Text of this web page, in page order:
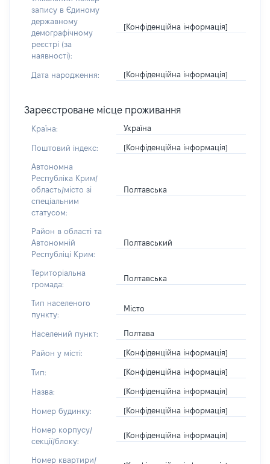
запису в Єдиному
державному
демографічному
реєстрі (за
наявності):
[Конфіденційна інформація]
Дата народження: [Конфіденційна інформація]
Зареєстроване місце проживання
Країна: Україна
Поштовий індекс: [Конфіденційна інформація]
Автономна
Республіка Крим/
область/місто зі
спеціальним
статусом:
Полтавська
Район в області та
Автономній
Республіці Крим:
Полтавський
Територіальна
громада:
Полтавська
Тип населеного
пункту:
Місто
Населений пункт: Полтава
Район у місті: [Конфіденційна інформація]
Тип: [Конфіденційна інформація]
Назва: [Конфіденційна інформація]
Номер будинку: [Конфіденційна інформація]
Номер корпусу/
секції/блоку:
[Конфіденційна інформація]
Номер квартири/